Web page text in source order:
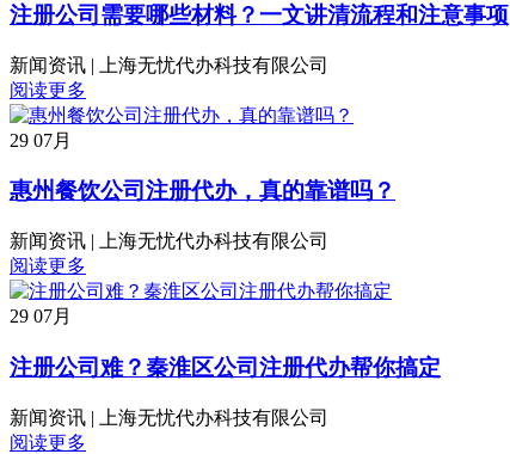
注册公司需要哪些材料？一文讲清流程和注意事项
新闻资讯 |
上海无忧代办科技有限公司
阅读更多
29 07月
惠州餐饮公司注册代办，真的靠谱吗？
新闻资讯 |
上海无忧代办科技有限公司
阅读更多
29 07月
注册公司难？秦淮区公司注册代办帮你搞定
新闻资讯 |
上海无忧代办科技有限公司
阅读更多